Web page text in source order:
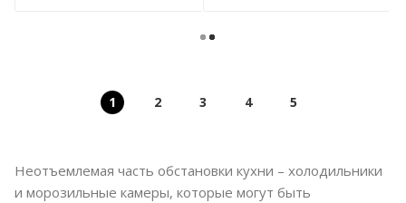
1 2 3 4 5
Неотъемлемая часть обстановки кухни – холодильники
и морозильные камеры, которые могут быть